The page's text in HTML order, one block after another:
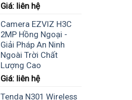
Giá: liên hệ
Camera EZVIZ H3C
2MP Hồng Ngoại -
Giải Pháp An Ninh
Ngoài Trời Chất
Lượng Cao
Giá: liên hệ
Tenda N301 Wireless